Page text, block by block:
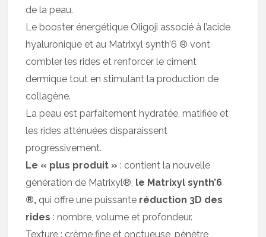
de la peau.
Le booster énergétique Oligoji associé à l’acide
hyaluronique et au Matrixyl synth’6 ® vont
combler les rides et renforcer le ciment
dermique tout en stimulant la production de
collagène.
La peau est parfaitement hydratée, matifiée et
les rides atténuées disparaissent
progressivement.
Le « plus produit » : contient la nouvelle
génération de Matrixyl®, le Matrixyl synth’6
®, qui offre une puissante réduction 3D des
rides : nombre, volume et profondeur.
Texture : crème fine et onctueuse, pénètre